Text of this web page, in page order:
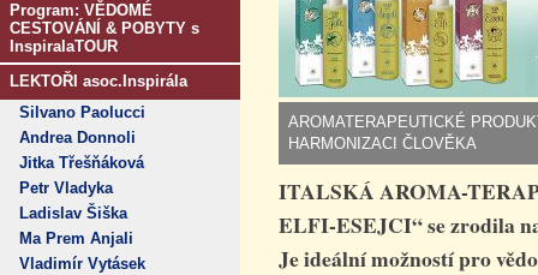
Program: VĚDOMÉ
CESTOVÁNÍ & POBYTY s
InspiralaTOUR
LEKTOŘI asoc.Inspirála
Silvano Paolucci
Andrea Donnoli
Jitka Třešňáková
Petr Vladyka
Ladislav Šiška
Ma Prem Anjali
Vladimír Vytásek
AROMATERAPEUTICKÉ
HARMONIZACI ČLOVĚKA
ITALSKÁ AROMA-
ELFI-ESEJCI“ se zrodila
Je ideální možností pro